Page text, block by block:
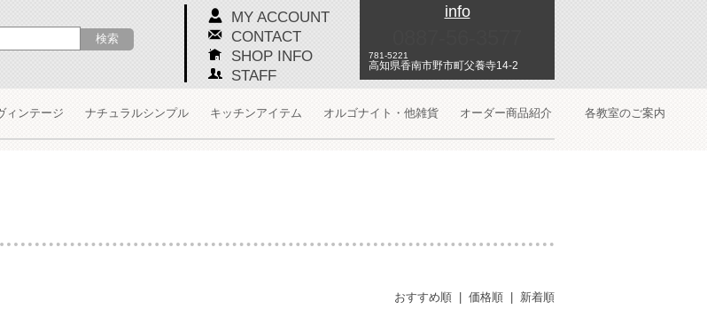
info
781-5221
高知県香南市野市町父養寺14-2
MY ACCOUNT
CONTACT
SHOP INFO
STAFF
ィンテージ ナチュラルシンプル キッチンアイテム オルゴナイト・他雑貨 オーダー商品紹介 各教室のご案内
おすすめ順 価格順 新着順